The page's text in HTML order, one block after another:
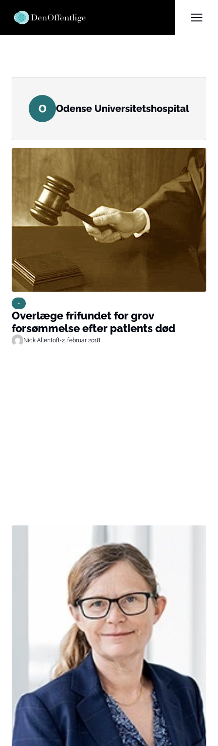
O Odense Universitetshospital
-
Overlæge frifundet for grov
forsømmelse efter patients død
Nick Allentoft•2. februar 2018